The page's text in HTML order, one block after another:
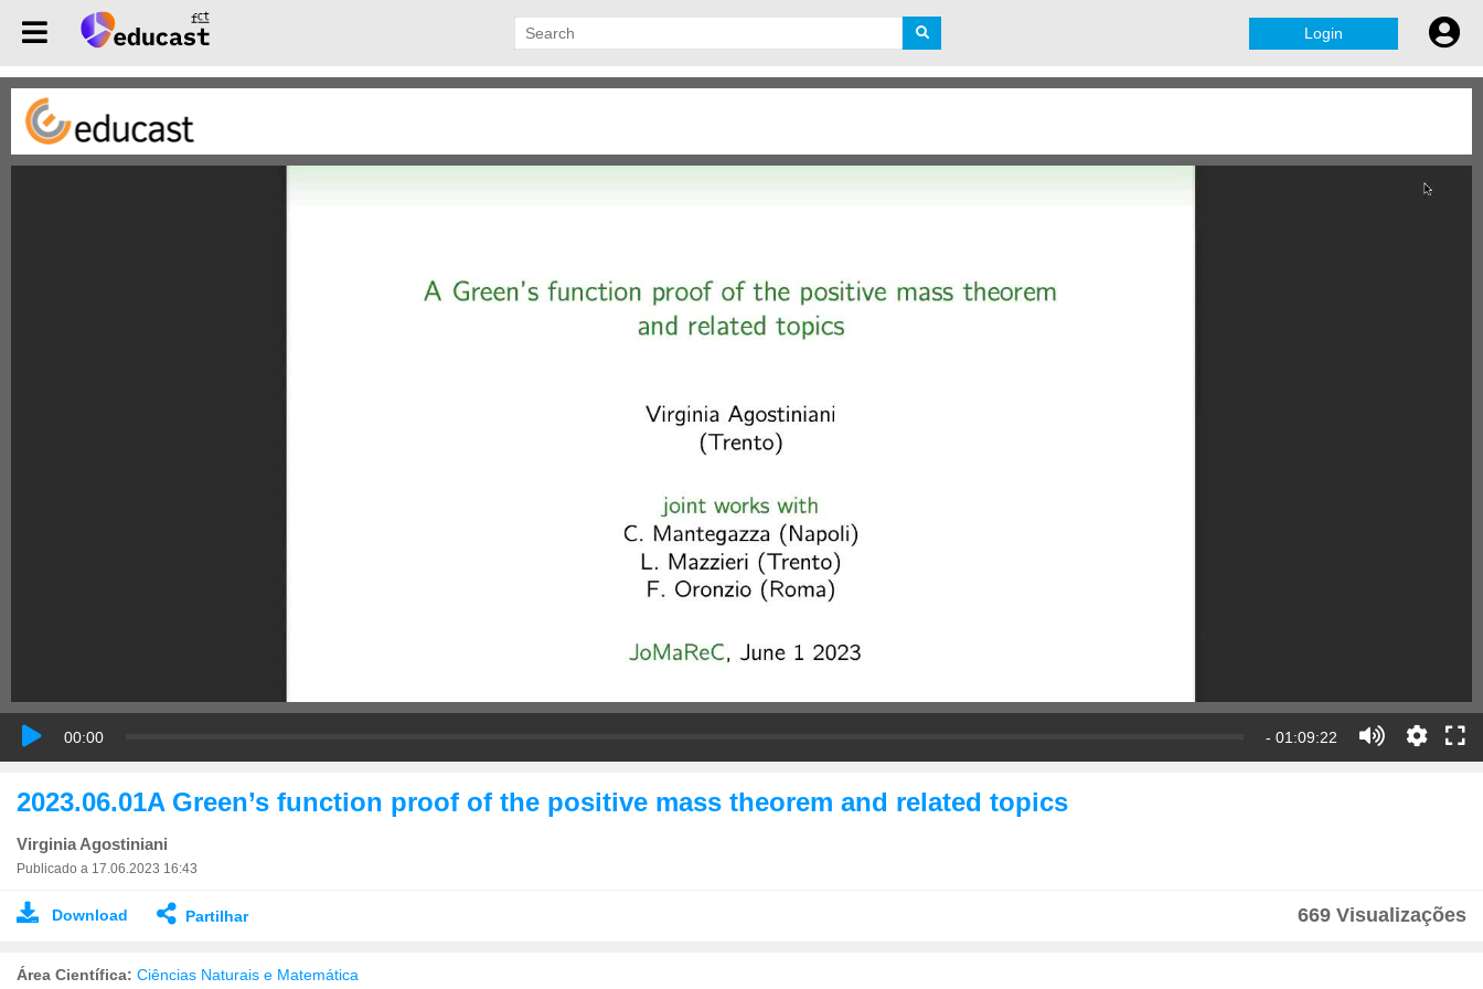
Login
00:00 - 01:09:22
2023.06.01A Green’s function proof of the positive mass theorem and related topics
Virginia Agostiniani
Publicado a 17.06.2023 16:43
Download Partilhar 669 Visualizações
Área Científica: Ciências Naturais e Matemática